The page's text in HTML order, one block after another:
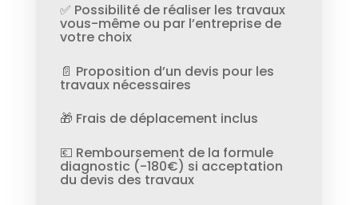
✅ Possibilité de réaliser les travaux
vous-même ou par l’entreprise de
votre choix
📄 Proposition d’un devis pour les
travaux nécessaires
🎁 Frais de déplacement inclus
💶 Remboursement de la formule
diagnostic (-180€) si acceptation
du devis des travaux